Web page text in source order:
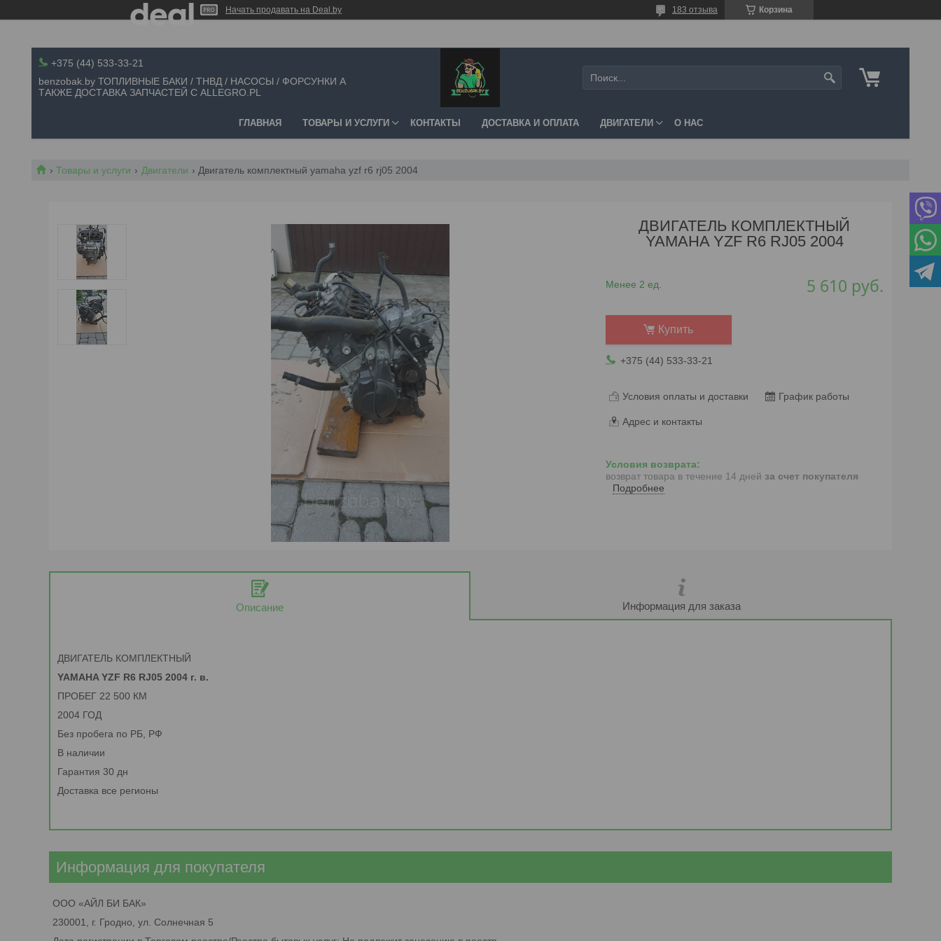
Начать продавать на Deal.by Корзина
183 отзыва
+375 (44) 533-33-21
benzobak.by ТОПЛИВНЫЕ БАКИ / ТНВД / НАСОСЫ / ФОРСУНКИ А
ТАКЖЕ ДОСТАВКА ЗАПЧАСТЕЙ С ALLEGRO.PL
ГЛАВНАЯ ТОВАРЫ И УСЛУГИ КОНТАКТЫ ДОСТАВКА И ОПЛАТА ДВИГАТЕЛИ О НАС
Товары и услуги Двигатели Двигатель комплектный yamaha yzf r6 rj05 2004
ДВИГАТЕЛЬ КОМПЛЕКТНЫЙ
YAMAHA YZF R6 RJ05 2004
Менее 2 ед. 5 610 руб.
Купить
+375 (44) 533-33-21
Условия оплаты и доставки График работы
Адрес и контакты
возврат товара в течение 14 дней за счет покупателя
Подробнее
Описание Информация для заказа
ДВИГАТЕЛЬ КОМПЛЕКТНЫЙ
YAMAHA YZF R6 RJ05 2004 г. в.
ПРОБЕГ 22 500 КМ
2004 ГОД
Без пробега по РБ, РФ
В наличии
Гарантия 30 дн
Доставка все регионы
Информация для покупателя
ООО «АЙЛ БИ БАК»
230001, г. Гродно, ул. Солнечная 5